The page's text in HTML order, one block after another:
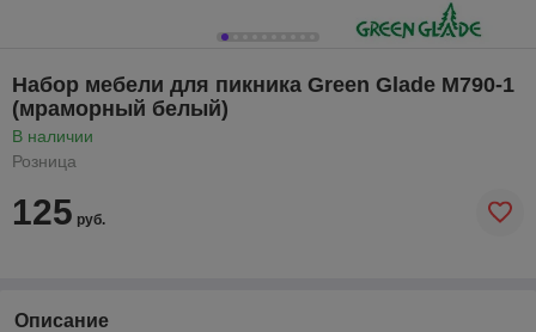
Набор мебели для пикника Green Glade M790-1
(мраморный белый)
В наличии
Розница
125 руб.
Описание